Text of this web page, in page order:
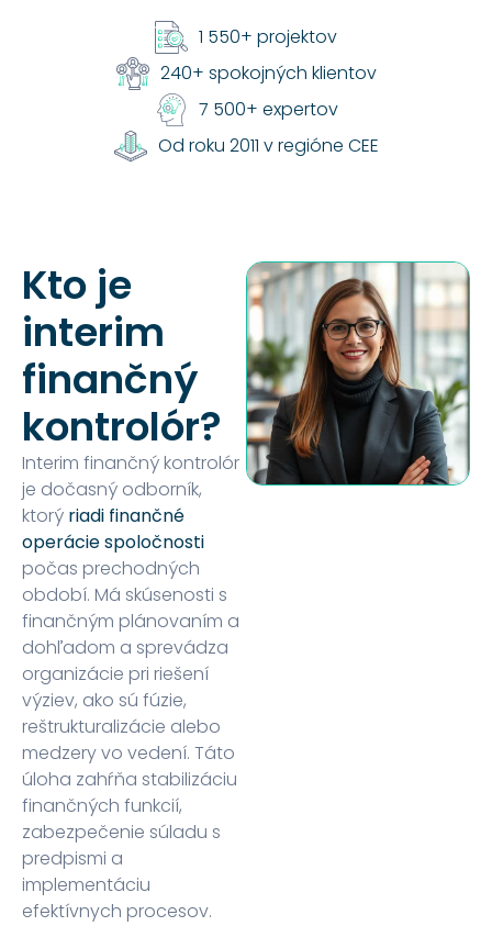
1 550+ projektov
240+ spokojných klientov
7 500+ expertov
Od roku 2011 v regióne CEE
Kto je
interim
finančný
kontrolór?
Interim finančný kontrolór
je dočasný odborník,
ktorý riadi finančné
operácie spoločnosti
počas prechodných
období. Má skúsenosti s
finančným plánovaním a
dohľadom a sprevádza
organizácie pri riešení
výziev, ako sú fúzie,
reštrukturalizácie alebo
medzery vo vedení. Táto
úloha zahŕňa stabilizáciu
finančných funkcií,
zabezpečenie súladu s
predpismi a
implementáciu
efektívnych procesov.